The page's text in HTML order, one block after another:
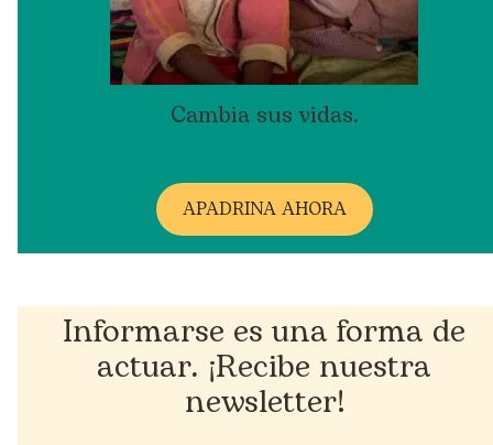
Cambia sus vidas.
APADRINA AHORA
Informarse es una forma de
actuar. ¡Recibe nuestra
newsletter!